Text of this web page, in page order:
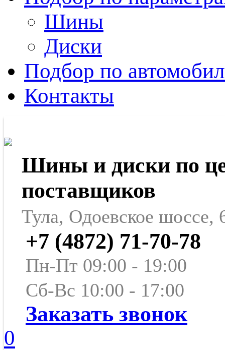
Шины
Диски
Подбор по
Контакты
Шины и диски по
поставщиков
Тула, Одоевское шоссе,
+7 (4872) 71-70-78
Пн-Пт 09:00 - 19:00
Сб-Вс 10:00 - 17:00
Заказать звонок
0